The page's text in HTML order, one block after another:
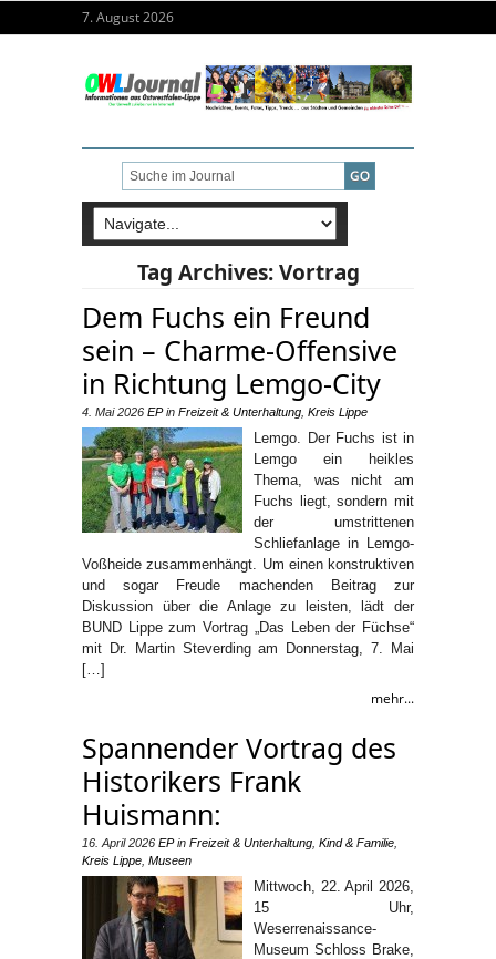
7. August 2026
Tag Archives:Vortrag
Dem Fuchs ein Freund
sein – Charme-Offensive
in Richtung Lemgo-City
4. Mai 2026 EPin Freizeit & Unterhaltung Kreis Lippe
Lemgo. Der Fuchs ist in
Lemgo ein heikles
Thema, was nicht am
Fuchs liegt, sondern mit
der umstrittenen
Schliefanlage in Lemgo-
Voßheide zusammenhängt. Um einen konstruktiven
und sogar Freude machenden Beitrag zur
Diskussion über die Anlage zu leisten, lädt der
BUND Lippe zum Vortrag „Das Leben der Füchse“
mit Dr. Martin Steverding am Donnerstag, 7. Mai
[…]
mehr...
Spannender Vortrag des
Historikers Frank
Huismann:
16. April 2026 EPin Freizeit & Unterhaltung Kind & Familie
Kreis Lippe Museen
Mittwoch, 22. April 2026,
15 Uhr,
Weserrenaissance-
Museum Schloss Brake,